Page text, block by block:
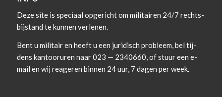
Deze site is spe­ci­aal opgericht om militairen 24/7 rechts­
bi­j­s­tand te kun­nen verlenen.
Bent u militair en heeft u een juridisch prob­leem, bel tij­
dens kan­tooruren naar 023 — 2340660, of stuur een e-
mail en wij rea­geren bin­nen 24 uur, 7 dagen per week.